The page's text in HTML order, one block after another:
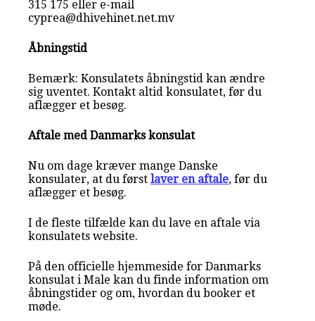
315 175 eller e-mail
cyprea@dhivehinet.net.mv
Åbningstid
Bemærk: Konsulatets åbningstid kan ændre
sig uventet. Kontakt altid konsulatet, før du
aflægger et besøg.
Aftale med Danmarks konsulat
Nu om dage kræver mange Danske
konsulater, at du førstlaver en aftale, før du
aflægger et besøg.
I de fleste tilfælde kan du lave en aftale via
konsulatets website.
På den officielle hjemmeside for Danmarks
konsulat i Male kan du finde information om
åbningstider og om, hvordan du booker et
møde.